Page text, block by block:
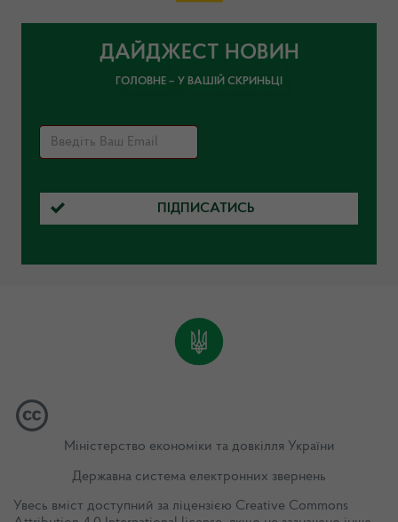
ДАЙДЖЕСТ НОВИН
ГОЛОВНЕ – У ВАШІЙ СКРИНЬЦІ
ПІДПИСАТИСЬ
Міністерство економіки та довкілля України
Державна система електронних звернень
Увесь вміст доступний за ліцензією Creative Commons